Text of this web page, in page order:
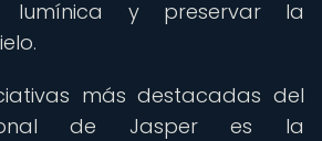
lumínica y preservar la
más destacadas del
de Jasper es la